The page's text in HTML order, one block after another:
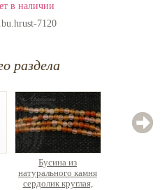
в наличии
7120
раздела
Бусина из
натурального камня
сердолик круглая,